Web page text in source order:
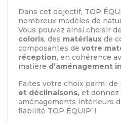
Dans cet objectif, TOP
nombreux modèles de
Vous pouvez ainsi choisir
coloris, des matériaux de
composantes de votre
réception, en cohérence
matière d’aménagement
Faites votre choix parmi de
et déclinaisons, et donnez
aménagements intérieurs
fiabilité TOP ÉQUIP’ !